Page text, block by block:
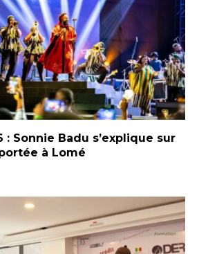
: Sonnie Badu s’explique sur
à Lomé